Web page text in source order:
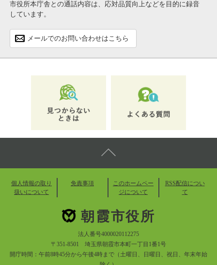
市役所本庁舎との通話内容は、応対品質向上などを目的に録音
しています。
メールでのお問い合わせはこちら
個人情報の取り
扱いについて
免責事項
このホームペー
ジについて
RSS配信につい
て
朝霞市役所
法人番号4000020112275
〒351-8501 埼玉県朝霞市本町一丁目1番1号
開庁時間：午前8時45分から午後4時まで（土曜日、日曜日、祝日、年末年始